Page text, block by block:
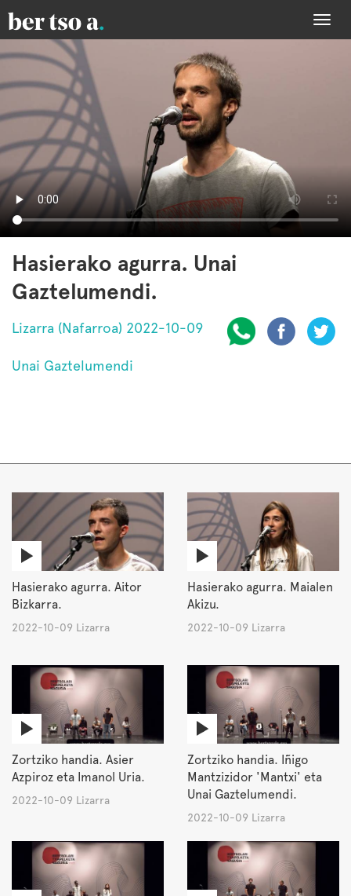
Hasierako agurra. Unai
Gaztelumendi.
Lizarra (Nafarroa) 2022-10-09
Unai Gaztelumendi
Hasierako agurra. Aitor
Bizkarra.
2022-10-09 Lizarra
Hasierako agurra. Maialen
Akizu.
2022-10-09 Lizarra
Zortziko handia. Asier
Azpiroz eta Imanol Uria.
2022-10-09 Lizarra
Zortziko handia. Iñigo
Mantzizidor 'Mantxi' eta
Unai Gaztelumendi.
2022-10-09 Lizarra